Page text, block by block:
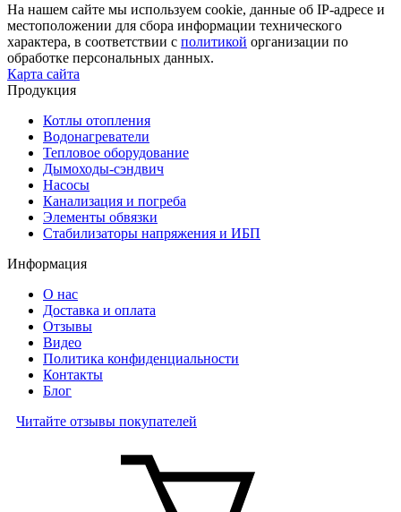
На нашем сайте мы используем cookie, данные об IP-адресе и
местоположении для сбора информации технического
характера, в соответствии с политикой организации по
обработке персональных данных.
Карта сайта
Продукция
Котлы отопления
Водонагреватели
Тепловое оборудование
Дымоходы-сэндвич
Насосы
Канализация и погреба
Элементы обвязки
Стабилизаторы напряжения и ИБП
Информация
О нас
Доставка и оплата
Отзывы
Видео
Политика конфиденциальности
Контакты
Блог
Читайте отзывы покупателей